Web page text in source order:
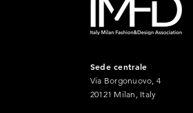
Sede centrale
Via Borgonuovo, 4
20121 Milan, Italy